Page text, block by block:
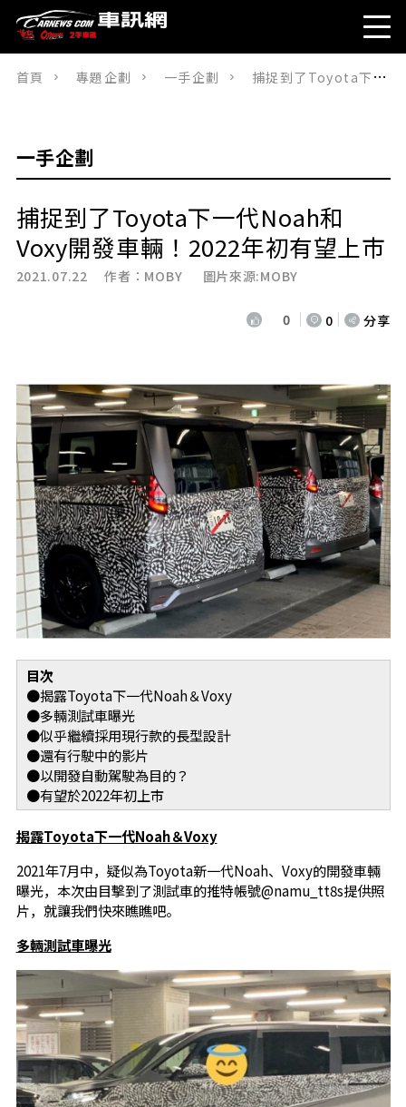
首頁 專題企劃 一手企劃 捕捉到了Toyota下一代Noah和Voxy開發車輛！2022年初有望上市
一手企劃
捕捉到了Toyota下一代Noah和
Voxy開發車輛！2022年初有望上市
2021.07.22 作者： MOBY 圖片來源:MOBY
0 0 分享
目次
●揭露Toyota下一代Noah＆Voxy
●多輛測試車曝光
●似乎繼續採用現行款的長型設計
●還有行駛中的影片
●以開發自動駕駛為目的？
●有望於2022年初上市
揭露Toyota下一代Noah＆Voxy
2021年7月中，疑似為Toyota新一代Noah、Voxy的開發車輛
曝光，本次由目擊到了測試車的推特帳號@namu_tt8s提供照
片，就讓我們快來瞧瞧吧。
多輛測試車曝光